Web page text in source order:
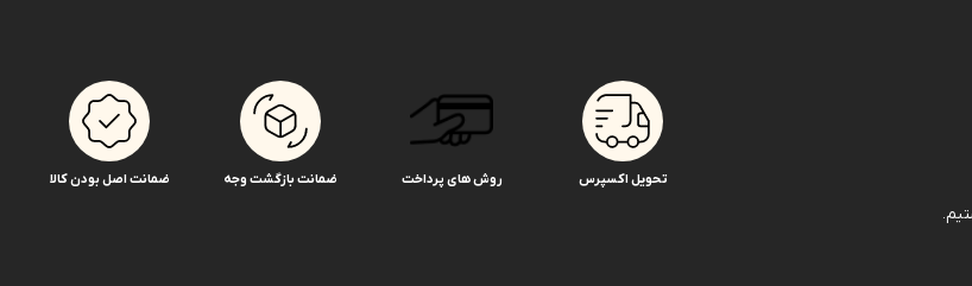
تحویل اکسپرس روش های پرداخت ضمانت بازگشت وجه ضمانت اصل بودن کالا